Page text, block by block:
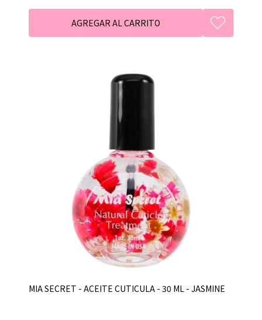
MIA SECRET - ACEITE CUTICULA - 30 ML - JASMINE